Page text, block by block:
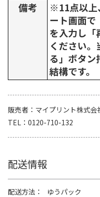
備考
※11点以上
ート画面で
を入力し「
ください
る」ボタン
結構です。
販売者
マイプリント株式会
TEL
0120-710-132
配送情報
配送方法
ゆうパック